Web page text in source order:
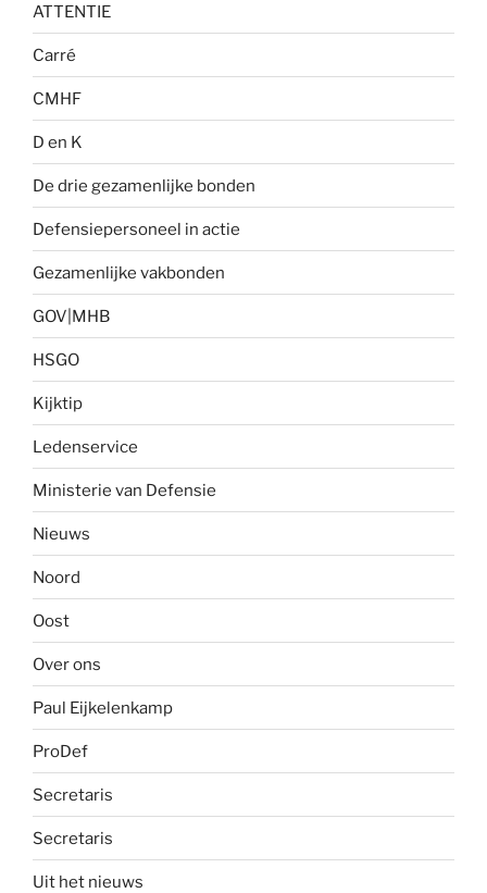
ATTENTIE
Carré
CMHF
D en K
De drie gezamenlijke bonden
Defensiepersoneel in actie
Gezamenlijke vakbonden
GOV|MHB
HSGO
Kijktip
Ledenservice
Ministerie van Defensie
Nieuws
Noord
Oost
Over ons
Paul Eijkelenkamp
ProDef
Secretaris
Secretaris
Uit het nieuws